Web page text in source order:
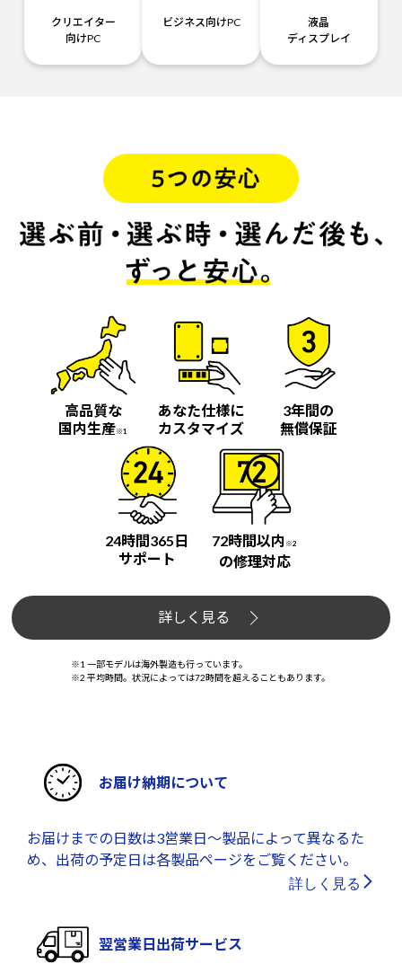
クリエイター
向けPC
ビジネス向けPC
液晶
ディスプレイ
高品質な
国内生産※1
あなた仕様に
カスタマイズ
3年間の
無償保証
24時間365日
サポート
72時間以内 ※2
の修理対応
詳しく見る
※1 一部モデルは海外製造も行っています。
※2 平均時間。状況によっては72時間を超えることもあります。
お届け納期について
お届けまでの日数は3営業日～製品によって異なるた
め、出荷の予定日は各製品ページをご覧ください。
詳しく見る
翌営業日出荷サービス